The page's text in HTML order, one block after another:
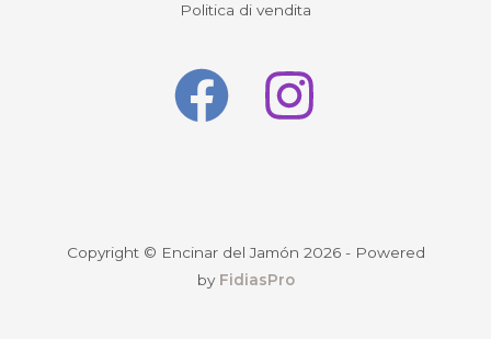
Politica di vendita
Copyright © Encinar del Jamón 2026 - Powered
by FidiasPro